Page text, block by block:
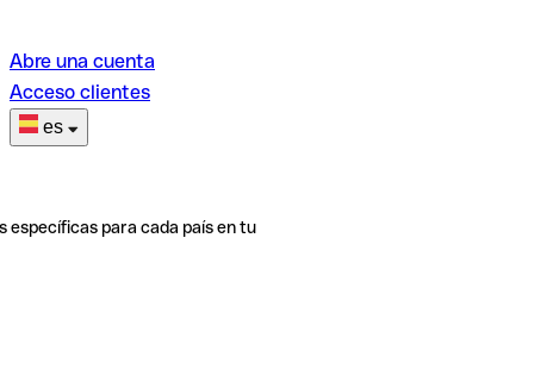
Abre una cuenta
Acceso clientes
es
específicas para cada país en tu